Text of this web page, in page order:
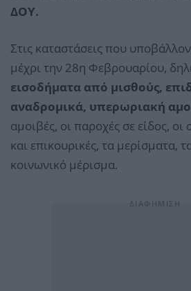
ΔΟΥ.
Στις καταστάσεις που
μέχρι την 28η Φεβρουαρίου,
εισοδήματα από μισθούς,
αναδρομικά, υπερωριακή
αμοιβές, οι παροχές σε είδος, οι
και επικουρικές, τα μερίσματα,
κοινωνικό μέρισμα.